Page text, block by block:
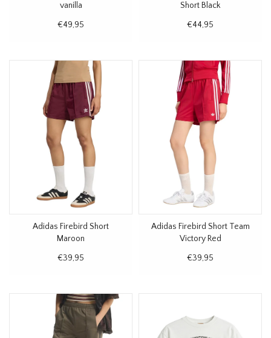
vanilla
€49,95
Short Black
€44,95
Adidas Firebird Short
Maroon
€39,95
Adidas Firebird Short Team
Victory Red
€39,95